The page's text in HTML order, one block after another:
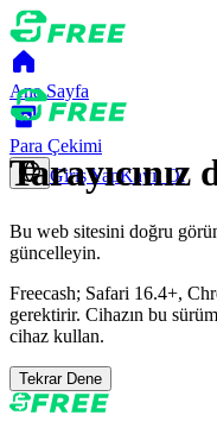
Ana Sayfa
Para Çekimi
Giriş YapKayıt Ol
Bu web sitesini doğru
güncelleyin.
Freecash; Safari 16.4+,
gerektirir. Cihazın bu
cihaz kullan.
Tekrar Dene